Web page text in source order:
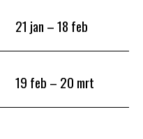
21 jan – 18 feb
19 feb – 20 mrt